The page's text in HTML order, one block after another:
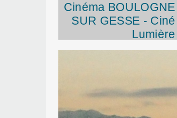
Cinéma BOULOGNE
SUR GESSE - Ciné
Lumière